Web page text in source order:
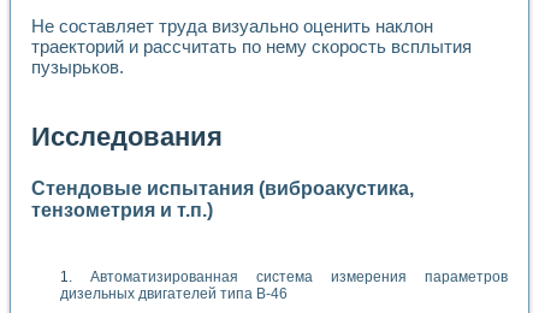
Не составляет труда визуально оценить наклон
траекторий и рассчитать по нему скорость всплытия
пузырьков.
Исследования
Стендовые испытания (виброакустика,
тензометрия и т.п.)
Автоматизированная система измерения параметров
дизельных двигателей типа В-46